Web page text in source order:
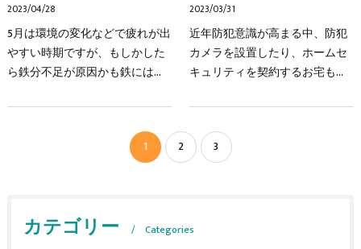
2023/04/28
5月は環境の変化などで疲れが出
やすい時期ですが、もしかした
ら鉄分不足が原因かも鉄には全
割があるため、鉄分が不足する
と体内が酸欠状態となり、さま
2023/03/31
近年防犯意識が高まる中、防犯
カメラを設置したり、ホームセ
キュリティを契約するお宅も多
にもいろんな種類の防犯グッズ
が並んでいますよね。でも防犯
対策をするなら、実は…
1 2 3
カテゴリー Categories